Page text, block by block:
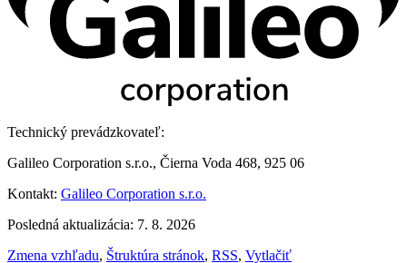
Technický prevádzkovateľ:
Galileo Corporation s.r.o., Čierna Voda 468, 925 06
Kontakt: Galileo Corporation s.r.o.
Posledná aktualizácia: 7. 8. 2026
Zmena vzhľadu, Štruktúra stránok, RSS, Vytlačiť